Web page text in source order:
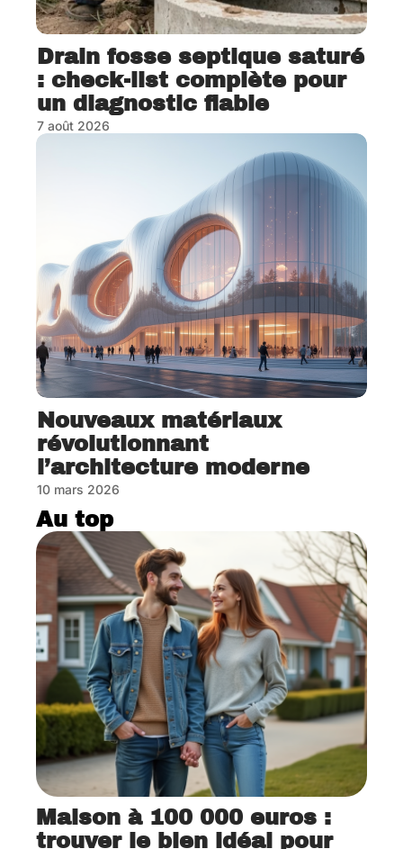
Drain fosse septique saturé
: check-list complète pour
un diagnostic fiable
7 août 2026
Nouveaux matériaux
révolutionnant
l’architecture moderne
10 mars 2026
Au top
Maison à 100 000 euros :
trouver le bien idéal pour